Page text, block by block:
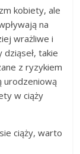
kobiety, ale
na
wrażliwe i
takie
z ryzykiem
urodzeniową
w ciąży
ciąży, warto